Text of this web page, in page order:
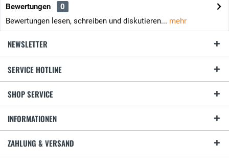
Bewertungen
0
Bewertungen lesen, schreiben und diskutieren... mehr
NEWSLETTER
SERVICE HOTLINE
SHOP SERVICE
INFORMATIONEN
ZAHLUNG & VERSAND